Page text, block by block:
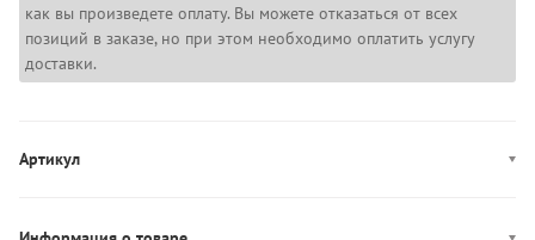
как вы произведете оплату. Вы можете отказаться от всех
позиций в заказе, но при этом необходимо оплатить услугу
доставки.
Артикул